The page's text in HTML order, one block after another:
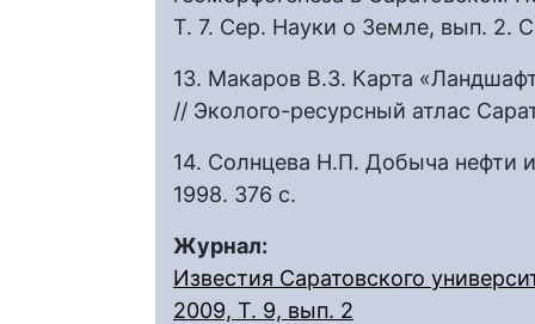
Т. 7. Сер. Науки о Земле, вып. 2.
13. Макаров В.З. Карта
// Эколого-ресурсный атлас
14. Солнцева Н.П. Добыча нефти
1998. 376 с.
Журнал:
Известия Саратовского
2009, Т. 9, вып. 2